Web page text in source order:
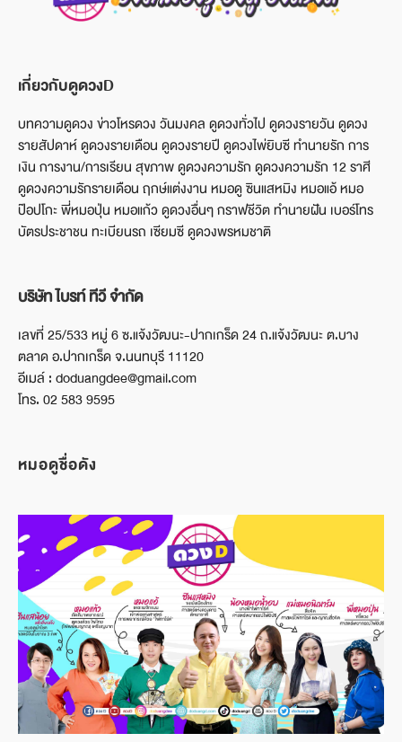
เกี่ยวกับดูดวงD
บทความดูดวง ข่าวโหรดวง วันมงคล ดูดวงทั่วไป ดูดวงรายวัน ดูดวง
รายสัปดาห์ ดูดวงรายเดือน ดูดวงรายปี ดูดวงไพ่ยิบซี ทำนายรัก การ
เงิน การงาน/การเรียน สุขภาพ ดูดวงความรัก ดูดวงความรัก 12 ราศี
ดูดวงความรักรายเดือน ฤกษ์แต่งงาน หมอดู ซินแสหมิง หมอแอ้ หมอ
ป๊อปโกะ พี่หมอปุ่น หมอแก้ว ดูดวงอื่นๆ กราฟชีวิต ทำนายฝัน เบอร์โทร
บัตรประชาชน ทะเบียนรถ เซียมซี ดูดวงพรหมชาติ
บริษัท ไบรท์ ทีวี จำกัด
เลขที่ 25/533 หมู่ 6 ซ.แจ้งวัฒนะ-ปากเกร็ด 24 ถ.แจ้งวัฒนะ ต.บาง
ตลาด อ.ปากเกร็ด จ.นนทบุรี 11120
อีเมล์ : doduangdee@gmail.com
โทร. 02 583 9595
หมอดูชื่อดัง